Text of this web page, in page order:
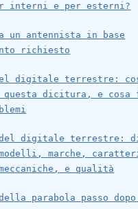
interni e per esterni?
un antennista in base
richiesto
digitale terrestre:
questa dicitura, e cosa
del digitale terrestre:
marche,
e qualità
parabola passo dopo